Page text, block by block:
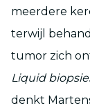
meerdere
terwijl
tumor zich
Liquid
denkt